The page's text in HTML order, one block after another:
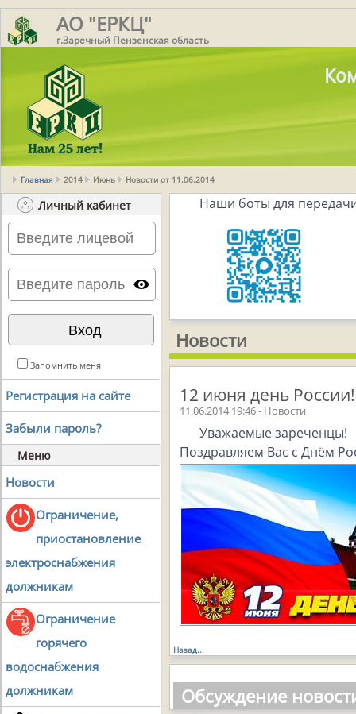
АО "ЕРКЦ"
г.Заречный Пензенская область
Главная 2014 Июнь Новости от 11.06.2014
Личный кабинет
Запомнить меня
Регистрация на сайте
Забыли пароль?
Меню
Новости
Ограничение,
приостановление
электроснабжения
должникам
Ограничение
горячего
водоснабжения
должникам
Наши боты для
Новости
12 июня день России!
11.06.2014 19:46 - Новости
Уважаемые зареченцы!
Поздравляем Вас с Днём
Назад...
Обсуждение